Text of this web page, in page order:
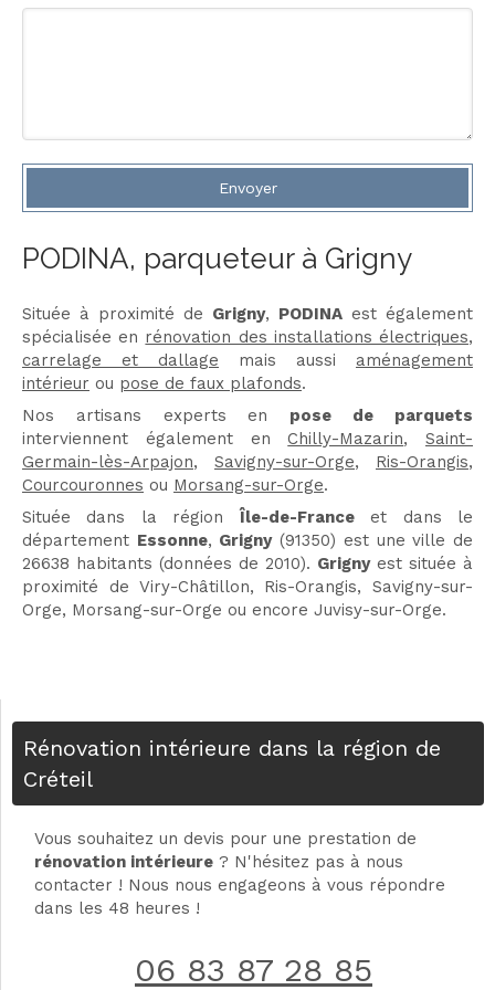
Envoyer
PODINA, parqueteur à Grigny
Située à proximité de Grigny, PODINA est également
spécialisée en rénovation des installations électriques,
carrelage et dallage mais aussi aménagement
intérieur ou pose de faux plafonds.
Nos artisans experts en pose de parquets
interviennent également enChilly-Mazarin, Saint-
Germain-lès-Arpajon, Savigny-sur-Orge, Ris-Orangis,
Courcouronnes ou Morsang-sur-Orge.
Située dans la régionÎle-de-Franceet dans le
département Essonne, Grigny(91350) est une ville de
26638 habitants (données de 2010). Grignyest située à
proximité de Viry-Châtillon, Ris-Orangis, Savigny-sur-
Orge, Morsang-sur-Orge ou encore Juvisy-sur-Orge.
Rénovation intérieure dans la région de
Créteil
Vous souhaitez un devis pour une prestation de
rénovation intérieure ? N'hésitez pas à nous
contacter ! Nous nous engageons à vous répondre
dans les 48 heures !
06 83 87 28 85